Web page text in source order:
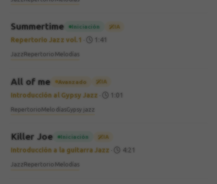
Summertime Iniciación IA
Repertorio Jazz vol.1 1:41
JazzRepertorio Melodías
All of me Avanzado IA
Introducción al Gypsy Jazz · 1:01
RepertorioMelodíasGypsy jazz
Killer Joe Iniciación IA
Introducción a la guitarra Jazz 4:21
JazzRepertorio Melodías